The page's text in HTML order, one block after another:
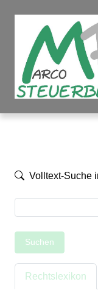
Volltext-Suche
Suchen
Rechtslexikon